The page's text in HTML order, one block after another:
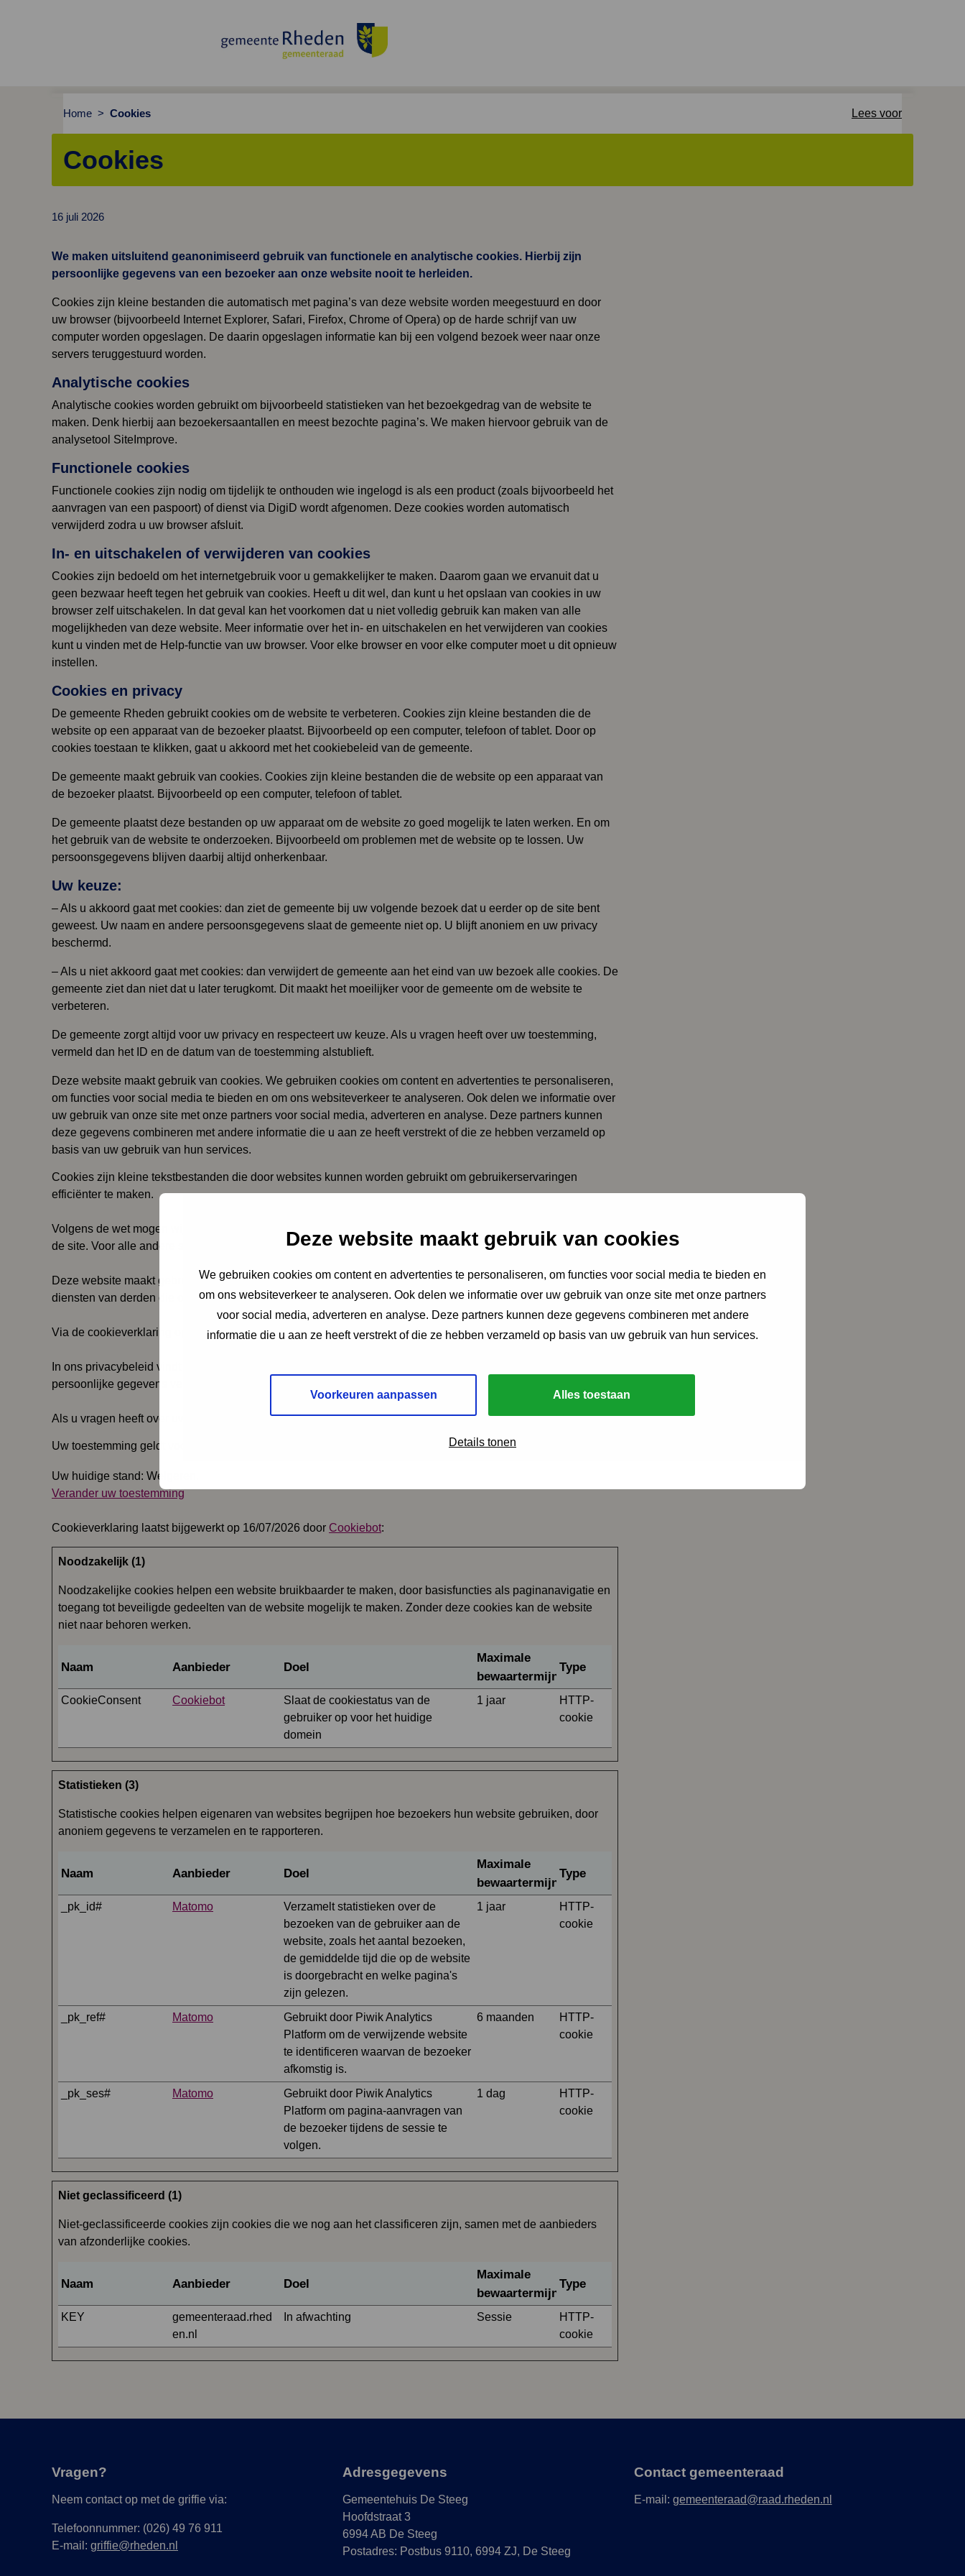
Deze website maakt gebruik van cookies
We gebruiken cookies om content en advertenties te personaliseren, om functies voor social media te bieden en
om ons websiteverkeer te analyseren. Ook delen we informatie over uw gebruik van onze site met onze partners
voor social media, adverteren en analyse. Deze partners kunnen deze gegevens combineren met andere
informatie die u aan ze heeft verstrekt of die ze hebben verzameld op basis van uw gebruik van hun services.
Voorkeuren aanpassen Alles toestaan
Details tonen
Home > Cookies Lees voor
Cookies
16 juli 2026
We maken uitsluitend geanonimiseerd gebruik van functionele en analytische cookies. Hierbij zijn
persoonlijke gegevens van een bezoeker aan onze website nooit te herleiden.
Cookies zijn kleine bestanden die automatisch met pagina’s van deze website worden meegestuurd en door
uw browser (bijvoorbeeld Internet Explorer, Safari, Firefox, Chrome of Opera) op de harde schrijf van uw
computer worden opgeslagen. De daarin opgeslagen informatie kan bij een volgend bezoek weer naar onze
servers teruggestuurd worden.
Analytische cookies
Analytische cookies worden gebruikt om bijvoorbeeld statistieken van het bezoekgedrag van de website te
maken. Denk hierbij aan bezoekersaantallen en meest bezochte pagina’s. We maken hiervoor gebruik van de
analysetool SiteImprove.
Functionele cookies
Functionele cookies zijn nodig om tijdelijk te onthouden wie ingelogd is als een product (zoals bijvoorbeeld het
aanvragen van een paspoort) of dienst via DigiD wordt afgenomen. Deze cookies worden automatisch
verwijderd zodra u uw browser afsluit.
In- en uitschakelen of verwijderen van cookies
Cookies zijn bedoeld om het internetgebruik voor u gemakkelijker te maken. Daarom gaan we ervanuit dat u
geen bezwaar heeft tegen het gebruik van cookies. Heeft u dit wel, dan kunt u het opslaan van cookies in uw
browser zelf uitschakelen. In dat geval kan het voorkomen dat u niet volledig gebruik kan maken van alle
mogelijkheden van deze website. Meer informatie over het in- en uitschakelen en het verwijderen van cookies
kunt u vinden met de Help-functie van uw browser. Voor elke browser en voor elke computer moet u dit opnieuw
instellen.
Cookies en privacy
De gemeente Rheden gebruikt cookies om de website te verbeteren. Cookies zijn kleine bestanden die de
website op een apparaat van de bezoeker plaatst. Bijvoorbeeld op een computer, telefoon of tablet. Door op
cookies toestaan te klikken, gaat u akkoord met het cookiebeleid van de gemeente.
De gemeente maakt gebruik van cookies. Cookies zijn kleine bestanden die de website op een apparaat van
de bezoeker plaatst. Bijvoorbeeld op een computer, telefoon of tablet.
De gemeente plaatst deze bestanden op uw apparaat om de website zo goed mogelijk te laten werken. En om
het gebruik van de website te onderzoeken. Bijvoorbeeld om problemen met de website op te lossen. Uw
persoonsgegevens blijven daarbij altijd onherkenbaar.
Uw keuze:
– Als u akkoord gaat met cookies: dan ziet de gemeente bij uw volgende bezoek dat u eerder op de site bent
geweest. Uw naam en andere persoonsgegevens slaat de gemeente niet op. U blijft anoniem en uw privacy
beschermd.
– Als u niet akkoord gaat met cookies: dan verwijdert de gemeente aan het eind van uw bezoek alle cookies. De
gemeente ziet dan niet dat u later terugkomt. Dit maakt het moeilijker voor de gemeente om de website te
verbeteren.
De gemeente zorgt altijd voor uw privacy en respecteert uw keuze. Als u vragen heeft over uw toestemming,
vermeld dan het ID en de datum van de toestemming alstublieft.
Deze website maakt gebruik van cookies. We gebruiken cookies om content en advertenties te personaliseren,
om functies voor social media te bieden en om ons websiteverkeer te analyseren. Ook delen we informatie over
uw gebruik van onze site met onze partners voor social media, adverteren en analyse. Deze partners kunnen
deze gegevens combineren met andere informatie die u aan ze heeft verstrekt of die ze hebben verzameld op
basis van uw gebruik van hun services.
Cookies zijn kleine tekstbestanden die door websites kunnen worden gebruikt om gebruikerservaringen
efficiënter te maken.
Volgens de wet mogen wij cookies op uw apparaat opslaan als ze strikt noodzakelijk zijn voor het gebruik van
de site. Voor alle andere soorten cookies hebben we uw toestemming nodig.
Deze website maakt gebruik van verschillende soorten cookies. Sommige cookies worden geplaatst door
diensten van derden die op onze pagina's worden weergegeven.
Via de cookieverklaring op onze website kunt u uw toestemming op elk moment wijzigen of intrekken.
In ons privacybeleid vindt u meer informatie over wie we zijn, hoe u contact met ons kunt opnemen en hoe we
persoonlijke gegevens verwerken.
Als u vragen heeft over uw toestemming, vermeld dan het ID en de datum van de toestemming alstublieft.
Uw toestemming geldt voor de volgende domeinen: gemeenteraad.rheden.nl
Uw huidige stand: Weigeren.
Verander uw toestemming
Cookieverklaring laatst bijgewerkt op 16/07/2026 door Cookiebot:
Noodzakelijk (1)
Noodzakelijke cookies helpen een website bruikbaarder te maken, door basisfuncties als paginanavigatie en
toegang tot beveiligde gedeelten van de website mogelijk te maken. Zonder deze cookies kan de website
niet naar behoren werken.
Naam Aanbieder Doel
Maximale
bewaartermijn
Type
CookieConsent Cookiebot
Slaat de cookiestatus van de
gebruiker op voor het huidige
domein
1 jaar
HTTP-
cookie
Statistieken (3)
Statistische cookies helpen eigenaren van websites begrijpen hoe bezoekers hun website gebruiken, door
anoniem gegevens te verzamelen en te rapporteren.
Naam Aanbieder Doel
Maximale
bewaartermijn
Type
_pk_id# Matomo
Verzamelt statistieken over de
bezoeken van de gebruiker aan de
website, zoals het aantal bezoeken,
de gemiddelde tijd die op de website
is doorgebracht en welke pagina's
zijn gelezen.
1 jaar
HTTP-
cookie
_pk_ref# Matomo
Gebruikt door Piwik Analytics
Platform om de verwijzende website
te identificeren waarvan de bezoeker
afkomstig is.
6 maanden
HTTP-
cookie
_pk_ses# Matomo
Gebruikt door Piwik Analytics
Platform om pagina-aanvragen van
de bezoeker tijdens de sessie te
volgen.
1 dag
HTTP-
cookie
Niet geclassificeerd (1)
Niet-geclassificeerde cookies zijn cookies die we nog aan het classificeren zijn, samen met de aanbieders
van afzonderlijke cookies.
Naam Aanbieder Doel
Maximale
bewaartermijn
Type
KEY
gemeenteraad.rhed
en.nl
In afwachting Sessie
HTTP-
cookie
Vragen?
Neem contact op met de griffie via:
Telefoonnummer: (026) 49 76 911
E-mail: griffie@rheden.nl
Adresgegevens
Gemeentehuis De Steeg
Hoofdstraat 3
6994 AB De Steeg
Postadres: Postbus 9110, 6994 ZJ, De Steeg
Contact gemeenteraad
E-mail: gemeenteraad@raad.rheden.nl